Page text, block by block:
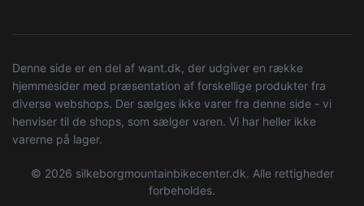
Denne side er en del af want.dk, der udgiver en række
hjemmesider med præsentation af forskellige produkter fra
diverse webshops. Der sælges ikke varer fra denne side - vi
henviser til de shops, som sælger varen. Vi har heller ikke
varerne på lager.
© 2026 silkeborgmountainbikecenter.dk. Alle rettigheder
forbeholdes.